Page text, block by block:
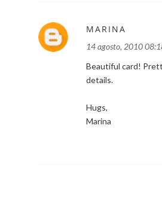
MARINA
14 agosto, 2010
Beautiful card!
details.
Hugs,
Marina